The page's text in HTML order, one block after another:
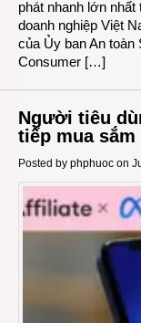
phát nhanh lớn
doanh nghiệp Việt
của Ủy ban An toàn
Consumer […]
Người tiêu
tiếp mua
Posted by phphuoc on